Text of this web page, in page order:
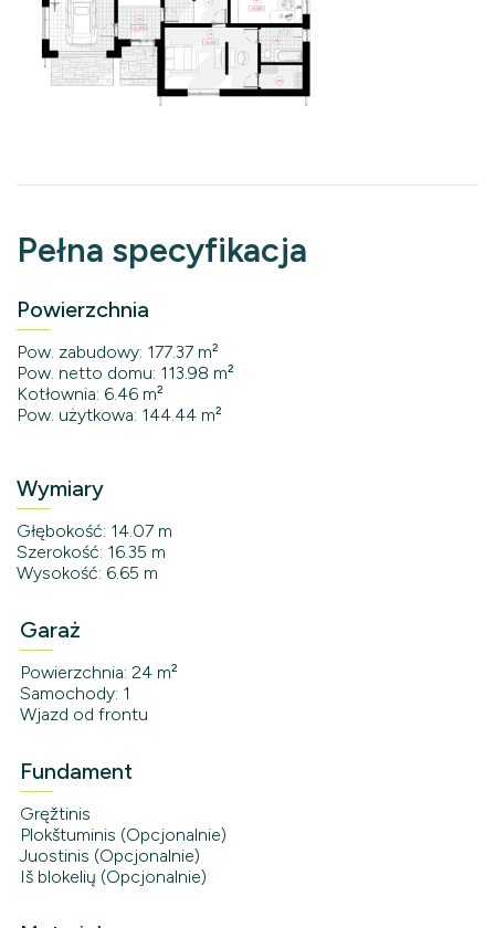
Pełna specyfikacja
Powierzchnia
Pow. zabudowy: 177.37 m²
Pow. netto domu: 113.98 m²
Kotłownia: 6.46 m²
Pow. użytkowa: 144.44 m²
Wymiary
Głębokość: 14.07 m
Szerokość: 16.35 m
Wysokość: 6.65 m
Garaż
Powierzchnia: 24 m²
Samochody: 1
Wjazd od frontu
Fundament
Gręžtinis
Plokštuminis (Opcjonalnie)
Juostinis (Opcjonalnie)
Iš blokelių (Opcjonalnie)